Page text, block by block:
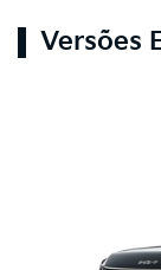
Versões